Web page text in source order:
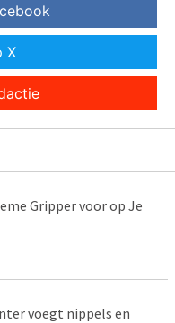
X
Gripper voor op Je
voegt nippels en